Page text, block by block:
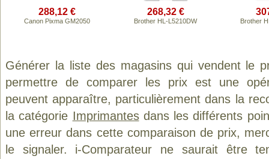
288,12 €
Canon Pixma GM2050
268,32 €
Brother HL-L5210DW Brother
Générer la liste des magasins qui vendent le
permettre de comparer les prix est une
peuvent apparaître, particulièrement dans la
la catégorie Imprimantesdans les différents
une erreur dans cette comparaison de prix,
le signaler. i-Comparateur ne saurait être